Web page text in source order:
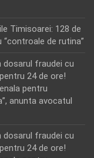
Timisoarei: 128 de
de rutina”
dosarul fraudei cu
24 de ore!
pentru
anunta avocatul
dosarul fraudei cu
24 de ore!